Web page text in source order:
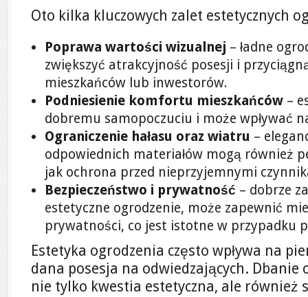
Oto kilka kluczowych zalet estetycznych
Poprawa wartości wizualnej – ładne
zwiększyć atrakcyjność posesji i
mieszkańców lub inwestorów.
Podniesienie komfortu mieszkańców –
dobremu samopoczuciu i może wpływać
Ograniczenie hałasu oraz wiatru –
odpowiednich materiałów mogą również
jak ochrona przed nieprzyjemnymi
Bezpieczeństwo i prywatność – dobrze
estetyczne ogrodzenie, może zapewnić
prywatności, co jest istotne w przypadku
Estetyka ogrodzenia często wpływa na
dana posesja na odwiedzających. Dbanie
nie tylko kwestia estetyczna, ale również